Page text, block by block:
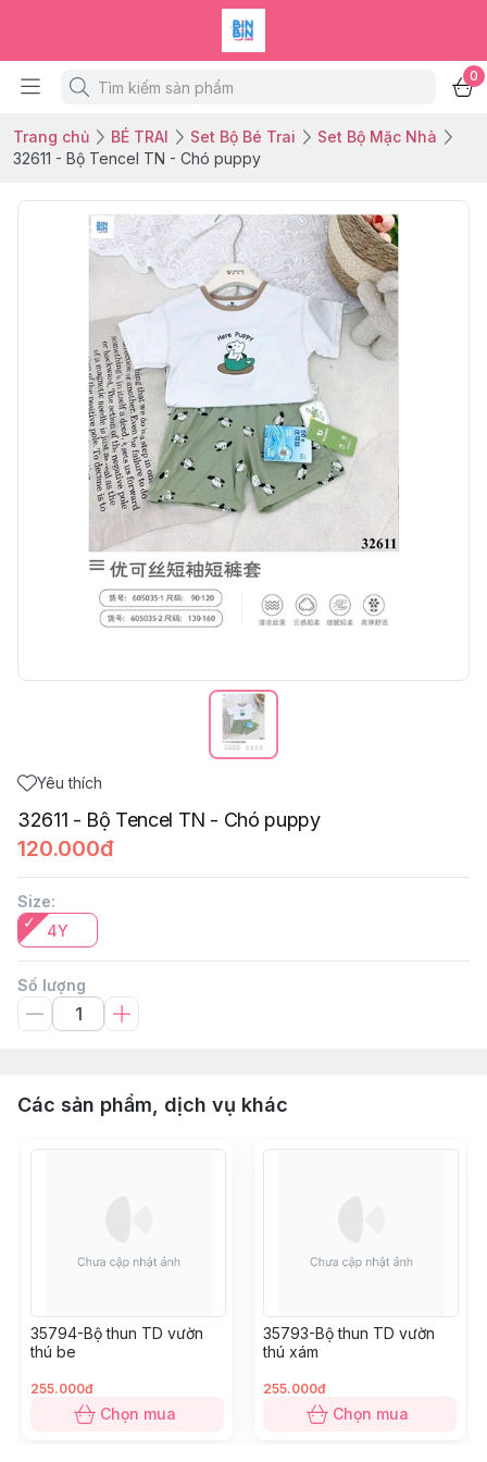
0
Trang chủ BÉ TRAI Set Bộ Bé Trai
Set Bộ Mặc Nhà
32611 - Bộ Tencel TN - Chó puppy
Yêu thích
32611 - Bộ Tencel TN - Chó puppy
120.000đ
Size:
4Y
Số lượng
Các sản phẩm, dịch vụ khác
35794-Bộ thun TD vườn
thú be
255.000đ
Chọn mua
35793-Bộ thun TD vườn
thú xám
255.000đ
Chọn mua